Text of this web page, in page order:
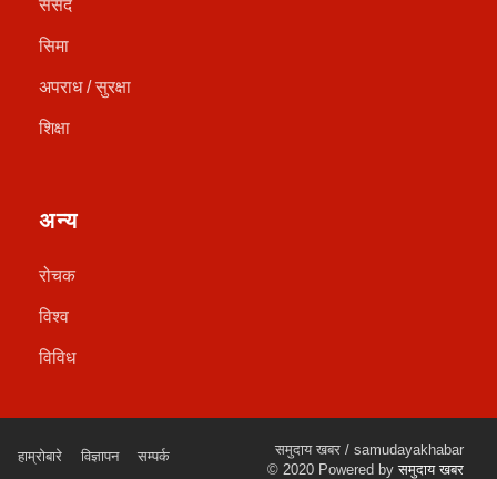
संसद
सिमा
अपराध / सुरक्षा
शिक्षा
अन्य
रोचक
विश्व
विविध
हाम्रोबारे विज्ञापन सम्पर्क
समुदाय खबर / samudayakhabar
© 2020 Powered byसमुदाय खबर